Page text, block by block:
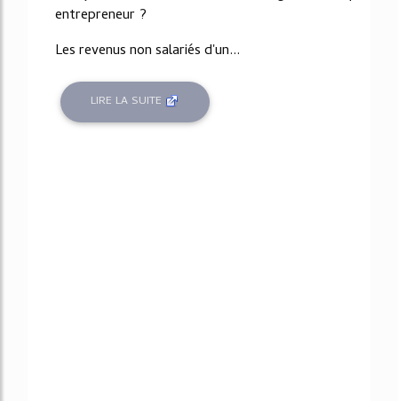
entrepreneur ?
Les revenus non salariés d'un...
LIRE LA SUITE